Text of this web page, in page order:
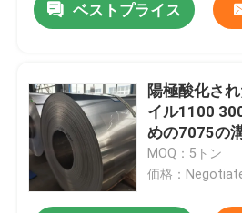
ベストプライス
陽極酸化さ
イル1100
めの7075の
ール
MOQ：5トン
価格：